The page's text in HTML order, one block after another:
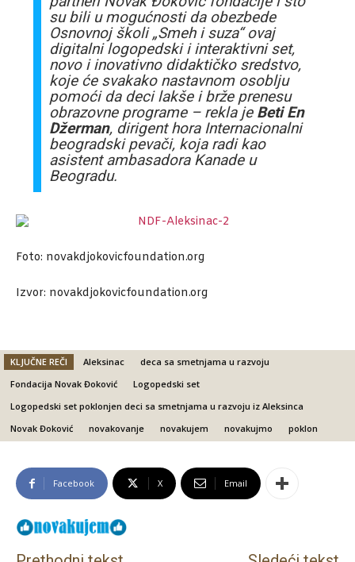
su bili u mogućnosti da obezbede
Osnovnoj školi „Smeh i suza“ ovaj
digitalni logopedski i interaktivni set,
novo i inovativno didaktičko sredstvo,
koje će svakako nastavnom osoblju
pomoći da deci lakše i brže prenesu
obrazovne programe – rekla je Beti En
Džerman, dirigent hora Internacionalni
beogradski pevači, koja radi kao
asistent ambasadora Kanade u
Beogradu.
Foto: novakdjokovicfoundation.org
Izvor: novakdjokovicfoundation.org
KLJUČNE REČI Aleksinac
deca sa smetnjama u razvoju
Fondacija Novak Đoković
Logopedski set
Logopedski set poklonjen deci sa smetnjama u razvoju iz Aleksinca
Novak Đoković
novakovanje novakujem novakujmo poklon
Facebook X Email